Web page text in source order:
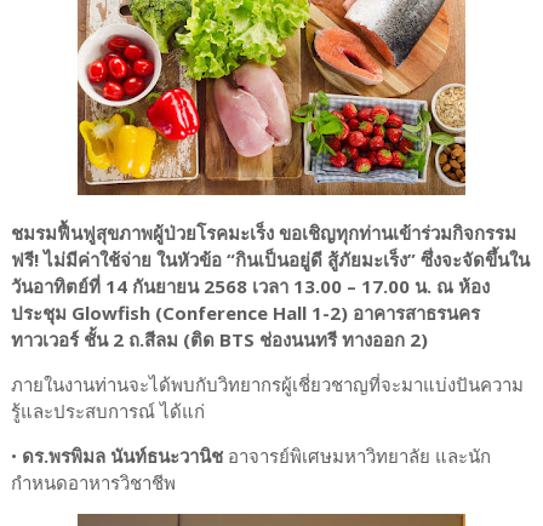
ชมรมฟื้นฟูสุขภาพผู้ป่วยโรคมะเร็ง ขอเชิญทุกท่านเข้าร่วมกิจกรรม
ฟรี! ไม่มีค่าใช้จ่าย ในหัวข้อ “กินเป็นอยู่ดี สู้ภัยมะเร็ง” ซึ่งจะจัดขึ้นใน
วันอาทิตย์ที่ 14 กันยายน 2568 เวลา 13.00 – 17.00 น. ณ ห้อง
ประชุม Glowfish (Conference Hall 1-2) อาคารสาธรนคร
ทาวเวอร์ ชั้น 2 ถ.สีลม (ติด BTS ช่องนนทรี ทางออก 2)
ภายในงานท่านจะได้พบกับวิทยากรผู้เชี่ยวชาญที่จะมาแบ่งปันความ
รู้และประสบการณ์ ได้แก่
• ดร.พรพิมล นันท์ธนะวานิช อาจารย์พิเศษมหาวิทยาลัย และนัก
กำหนดอาหารวิชาชีพ